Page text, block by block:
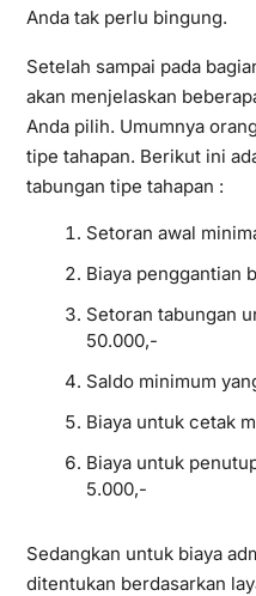
Anda tak perlu bingung.
Setelah sampai pada
akan menjelaskan
Anda pilih. Umumnya
tipe tahapan. Berikut ini
tabungan tipe tahapan :
Setoran awal
Biaya penggantian
Setoran tabungan
50.000,-
Saldo minimum
Biaya untuk cetak
Biaya untuk
5.000,-
Sedangkan untuk biaya
ditentukan berdasarkan